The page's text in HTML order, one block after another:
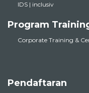
IDS | inclusiv
Program
Corporate Training &
Pendaftaran